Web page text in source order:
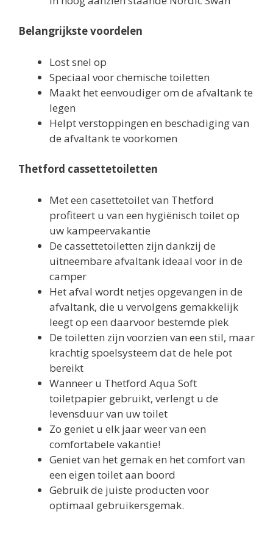
Belangrijkste voordelen
Lost snel op
Speciaal voor chemische toiletten
Maakt het eenvoudiger om de afvaltank te
legen
Helpt verstoppingen en beschadiging van
de afvaltank te voorkomen
Thetford cassettetoiletten
Met een casettetoilet van Thetford
profiteert u van een hygiënisch toilet op
uw kampeervakantie
De cassettetoiletten zijn dankzij de
uitneembare afvaltank ideaal voor in de
camper
Het afval wordt netjes opgevangen in de
afvaltank, die u vervolgens gemakkelijk
leegt op een daarvoor bestemde plek
De toiletten zijn voorzien van een stil, maar
krachtig spoelsysteem dat de hele pot
bereikt
Wanneer u Thetford Aqua Soft
toiletpapier gebruikt, verlengt u de
levensduur van uw toilet
Zo geniet u elk jaar weer van een
comfortabele vakantie!
Geniet van het gemak en het comfort van
een eigen toilet aan boord
Gebruik de juiste producten voor
optimaal gebruikersgemak.